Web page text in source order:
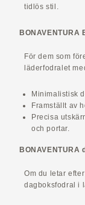
tidlös stil.
För dem som
läderfodralet
Minimalistisk
Framställt av
Precisa
och portar.
Om du letar
dagboksfodral i